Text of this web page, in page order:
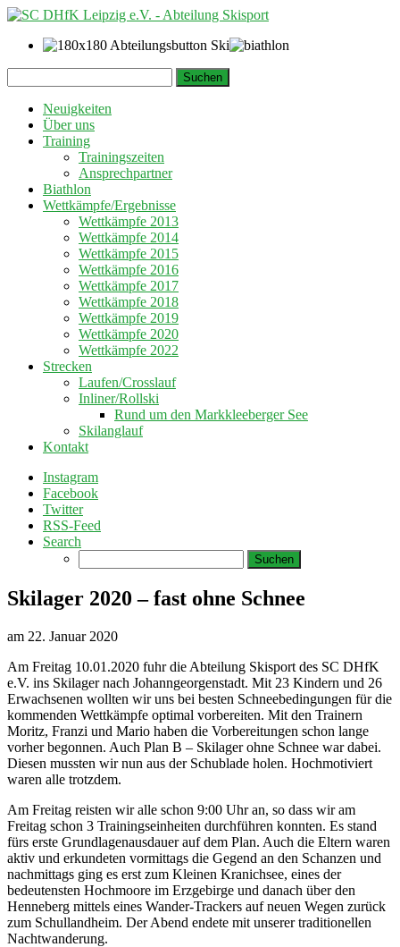
zum
Inhalt
nach:
Neuigkeiten
Über uns
Training
Trainingszeiten
Ansprechpartner
Biathlon
Wettkämpfe/Ergebnisse
Wettkämpfe 2013
Wettkämpfe 2014
Wettkämpfe 2015
Wettkämpfe 2016
Wettkämpfe 2017
Wettkämpfe 2018
Wettkämpfe 2019
Wettkämpfe 2020
Wettkämpfe 2022
Strecken
Laufen/Crosslauf
Inliner/Rollski
Rund um den Markkleeberger See
Skilanglauf
Kontakt
Instagram
Facebook
Twitter
RSS-Feed
Search
nach:
Skilager 2020 – fast ohne Schnee
am 22. Januar 2020
Am Freitag 10.01.2020 fuhr die Abteilung Skisport des SC DHfK
e.V. ins Skilager nach Johanngeorgenstadt. Mit 23 Kindern und 26
Erwachsenen wollten wir uns bei besten Schneebedingungen für die
kommenden Wettkämpfe optimal vorbereiten. Mit den Trainern
Moritz, Franzi und Mario haben die Vorbereitungen schon lange
vorher begonnen. Auch Plan B – Skilager ohne Schnee war dabei.
Diesen mussten wir nun aus der Schublade holen. Hochmotiviert
waren alle trotzdem.
Am Freitag reisten wir alle schon 9:00 Uhr an, so dass wir am
Freitag schon 3 Trainingseinheiten durchführen konnten. Es stand
fürs erste Grundlagenausdauer auf dem Plan. Auch die Eltern waren
aktiv und erkundeten vormittags die Gegend an den Schanzen und
nachmittags ging es erst zum Kleinen Kranichsee, eines der
bedeutensten Hochmoore im Erzgebirge und danach über den
Henneberg mittels eines Wander-Trackers auf neuen Wegen zurück
zum Schullandheim. Der Abend endete mit unserer traditionellen
Nachtwanderung.